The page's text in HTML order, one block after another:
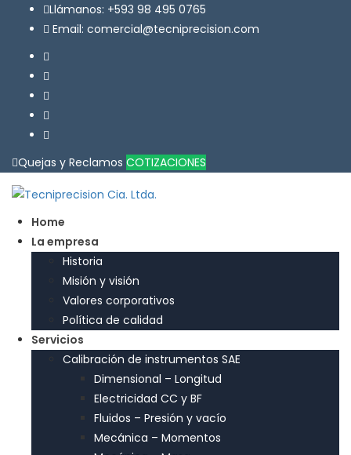
Llámanos: +593 98 495 0765
Email: comercial@tecniprecision.com
Quejas y Reclamos COTIZACIONES
Home
La empresa
Historia
Misión y visión
Valores corporativos
Política de calidad
Servicios
Calibración de instrumentos SAE
Dimensional – Longitud
Electricidad CC y BF
Fluidos – Presión y vacío
Mecánica – Momentos